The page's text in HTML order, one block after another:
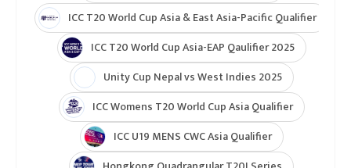
ICC T20 World Cup Asia & East Asia-Pacific Qualifier
ICC T20 World Cup Asia-EAP Qaulifier 2025
Unity Cup Nepal vs West Indies 2025
ICC Womens T20 World Cup Asia Qualifier
ICC U19 MENS CWC Asia Qualifier